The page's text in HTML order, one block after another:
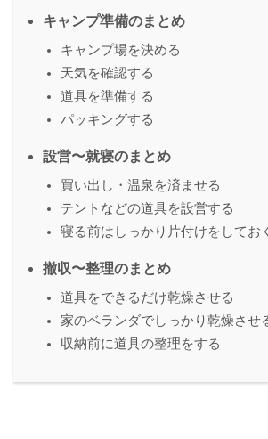
キャンプ準備のまとめ
キャンプ場を決める
天気を確認する
道具を準備する
パッキングする
設営〜就寝のまとめ
買い出し・温泉を済ませる
テントなどの道具を設営する
寝る前はしっかり片付けをしてお
撤収〜整理のまとめ
道具をできるだけ乾燥させる
家のベランダでしっかり乾燥させ
収納前に道具の整理をする